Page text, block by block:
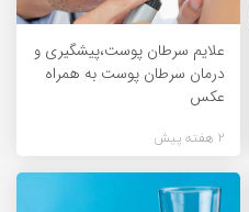
علایم سرطان پوست،پیشگیری و
درمان سرطان پوست به همراه
عکس
2 هفته پیش